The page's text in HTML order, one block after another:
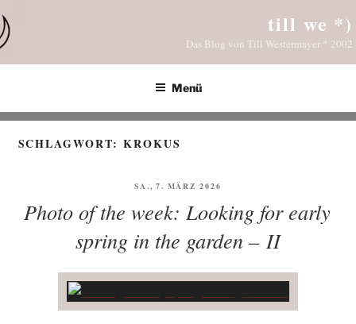
Inhalt
springen
till we *)
Das Blog von Till Westermayer * 2002
Menü
SCHLAGWORT:KROKUS
VERÖFFENTLICHT
SA., 7. MÄRZ 2026
Photo of the week: Looking for early
spring in the garden – II